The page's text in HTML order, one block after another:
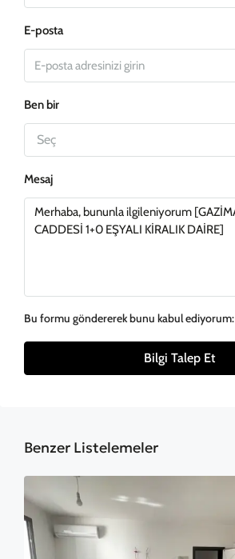
E-posta
Ben bir
Seç
Mesaj
Bu formu göndererek bunu kabul ediyorum:
Bilgi Talep Et
Benzer Listelemeler